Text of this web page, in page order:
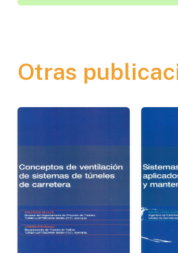
Otras